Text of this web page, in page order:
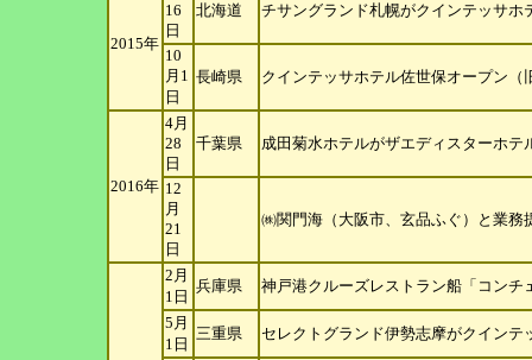
2015年
16
日
北海道 チサングランド札幌がクインテッサホ
10
月1
日
長崎県 クインテッサホテル佐世保オープン（
2016年
4月
28
日
千葉県 成田菊水ホテルがザエディスターホテ
12
月
21
日
㈱関門海（大阪市、玄品ふぐ）と業務
2月
1日
兵庫県 神戸港クルーズレストラン船「コン
5月
1日
三重県 セレクトグランド伊勢志摩がクインテ